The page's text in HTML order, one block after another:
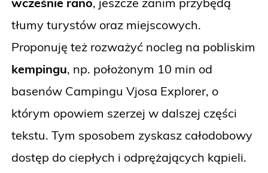
tłumy turystów oraz miejscowych.
Proponuję też rozważyć nocleg na pobliskim
kempingu, np. położonym 10 min od
basenów Campingu Vjosa Explorer, o
którym opowiem szerzej w dalszej części
tekstu. Tym sposobem zyskasz całodobowy
dostęp do ciepłych i odprężających kąpieli.